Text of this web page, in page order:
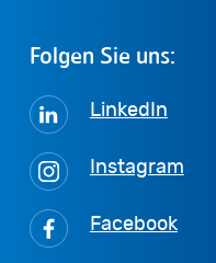
Folgen Sie uns:
LinkedIn
Instagram
Facebook